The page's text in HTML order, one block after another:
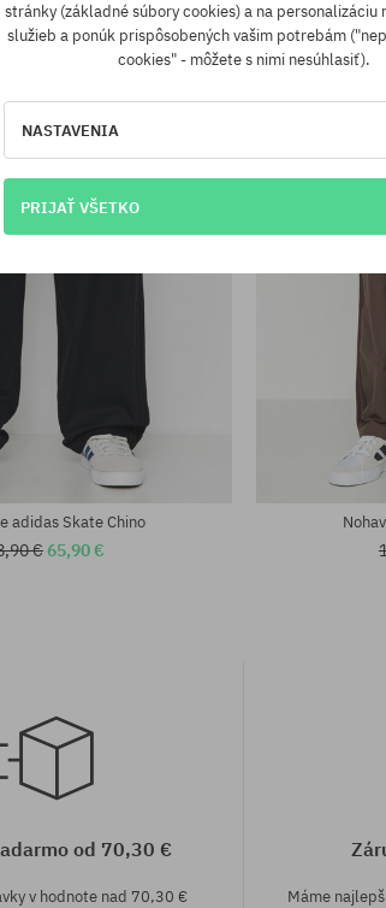
Dostupné
adidas Skate Chino
€65,90 €
-59%
od 70,30 €
v hodnote nad 70,30 €
Máme
stránky (základné súbory cookies) a na personalizáciu
služieb a ponúk prispôsobených vašim potrebám
cookies" - môžete s nimi nesúhlasiť).
NASTAVENIA
PRIJAŤ VŠETKO